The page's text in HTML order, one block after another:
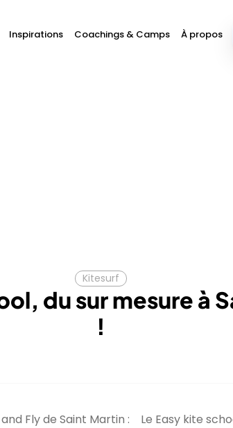
Inspirations Coachings & Camps À propos
Kitesurf
du sur mesure à
!
Fly de Saint Martin : Le Easy kite